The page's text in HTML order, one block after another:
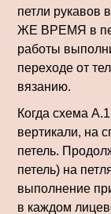
петли рукавов
ЖЕ ВРЕМЯ в
работы
переходе от
вязанию.
Когда схема
вертикали, на
петель.
петель) на
выполнение
в каждом